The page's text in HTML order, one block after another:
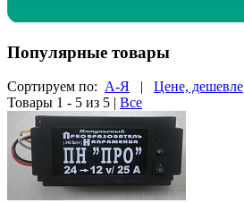
Популярные товары
Сортируем по: А-Я | Цене, дешевле
Товары 1 - 5 из 5 | Все